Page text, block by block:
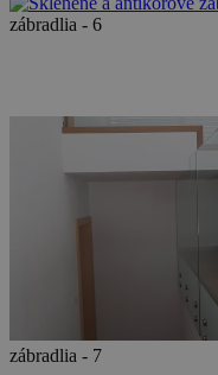
zábradlia - 6
zábradlia - 7